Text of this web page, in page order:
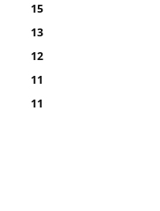
15
13
12
11
11